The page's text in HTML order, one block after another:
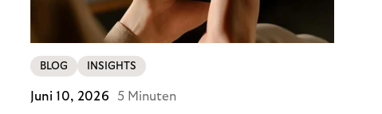
BLOG INSIGHTS
Juni 10, 2026 5 Minuten